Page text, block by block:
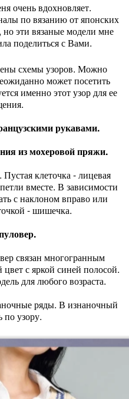
очень вдохновляет.
по вязанию от японских
но эти вязаные модели мне
поделиться с Вами.
схемы узоров. Можно
может посетить
именно этот узор для ее
рукавами.
из мохеровой пряжи.
клеточка - лицевая
вместе. В зависимости
с наклоном вправо или
- шишечка.
связан многогранным
с яркой синей полосой.
для любого возраста.
ряды. В изнаночный
по узору.